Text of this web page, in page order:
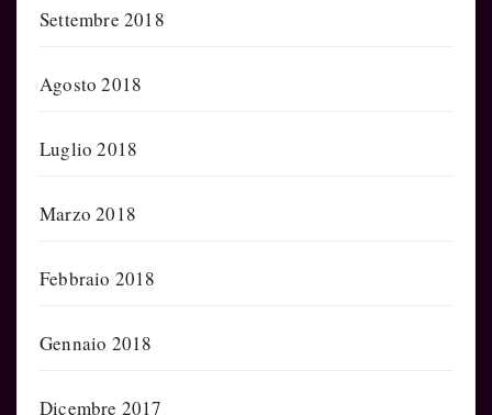
Settembre 2018
Agosto 2018
Luglio 2018
Marzo 2018
Febbraio 2018
Gennaio 2018
Dicembre 2017